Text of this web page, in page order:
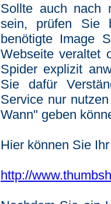
Sollte auch nach
sein, prüfen Sie
benötigte Image
Webseite veraltet
Spider explizit
Sie dafür
Service nur
Wann" geben
Hier können Sie
http://